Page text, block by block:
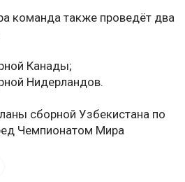
команда также проведёт два
Канады;
Нидерландов.